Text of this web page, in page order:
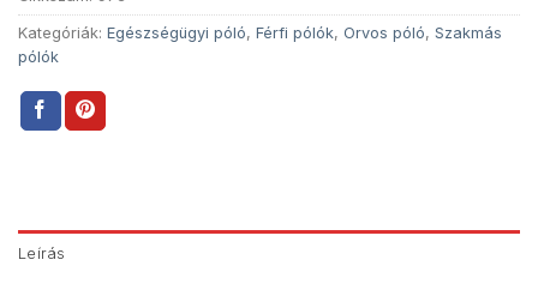
Kategóriák: Egészségügyi póló, Férfi pólók, Orvos póló, Szakmás
pólók
Leírás